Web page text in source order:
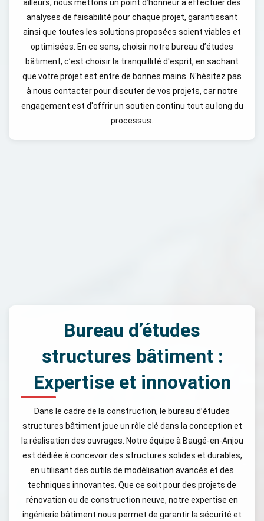
ailleurs, nous mettons un point d’honneur à effectuer des
analyses de faisabilité pour chaque projet, garantissant
ainsi que toutes les solutions proposées soient viables et
optimisées. En ce sens, choisir notre bureau d’études
bâtiment, c’est choisir la tranquillité d'esprit, en sachant
que votre projet est entre de bonnes mains. N'hésitez pas
à nous contacter pour discuter de vos projets, car notre
engagement est d'offrir un soutien continu tout au long du
processus.
Bureau d’études
structures bâtiment :
Expertise et innovation
Dans le cadre de la construction, le bureau d’études
structures bâtiment joue un rôle clé dans la conception et
la réalisation des ouvrages. Notre équipe à Baugé-en-Anjou
est dédiée à concevoir des structures solides et durables,
en utilisant des outils de modélisation avancés et des
techniques innovantes. Que ce soit pour des projets de
rénovation ou de construction neuve, notre expertise en
ingénierie bâtiment nous permet de garantir la sécurité et